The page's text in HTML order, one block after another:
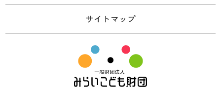
サイトマップ